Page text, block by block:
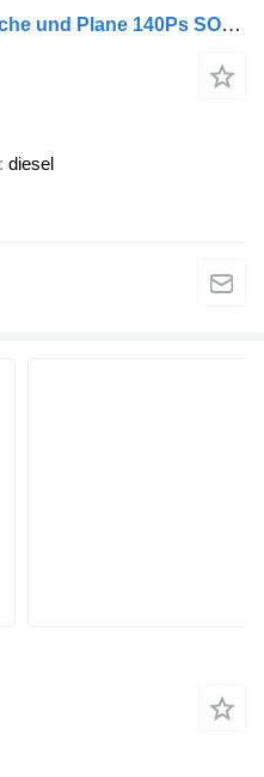
Volkswagen Crafter L4 Pritsche und Plane 140Ps SOFORT
diesel